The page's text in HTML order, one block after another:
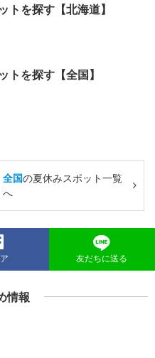
トを探す【北海道】
トを探す【全国】
全国の夏休みスポット一覧
へ
友だちに送る
情報